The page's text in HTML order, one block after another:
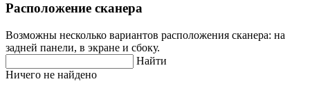
Расположение сканера
Возможны несколько вариантов расположения сканера: на
задней панели, в экране и сбоку.
Найти
Ничего не найдено